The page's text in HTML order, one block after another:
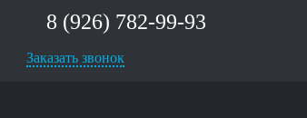
8 (926) 782-99-93
Заказать звонок